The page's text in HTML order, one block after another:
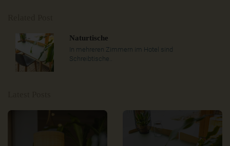
Naturtische
In mehreren Zimmern im Hotel sind
Schreibtische..